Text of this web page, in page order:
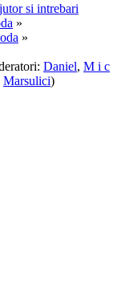
si intrebari
»
»
Daniel, M i c
Marsulici)